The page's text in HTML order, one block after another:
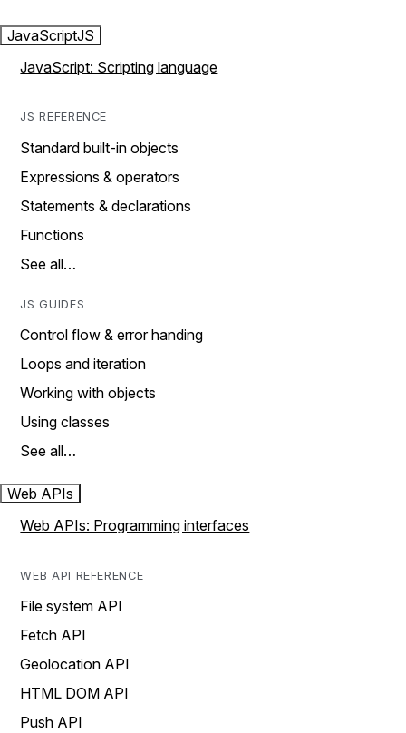
JavaScriptJS
JavaScript: Scripting language
JS REFERENCE
Standard built-in objects
Expressions & operators
Statements & declarations
Functions
See all…
JS GUIDES
Control flow & error handing
Loops and iteration
Working with objects
Using classes
See all…
Web APIs
Web APIs: Programming interfaces
WEB API REFERENCE
File system API
Fetch API
Geolocation API
HTML DOM API
Push API